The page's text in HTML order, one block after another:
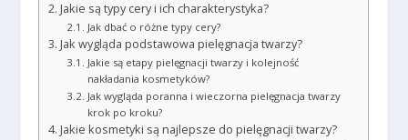
Jakie są typy cery i ich charakterystyka?
Jak dbać o różne typy cery?
Jak wygląda podstawowa pielęgnacja twarzy?
Jakie są etapy pielęgnacji twarzy i kolejność
nakładania kosmetyków?
Jak wygląda poranna i wieczorna pielęgnacja twarzy
krok po kroku?
Jakie kosmetyki są najlepsze do pielęgnacji twarzy?